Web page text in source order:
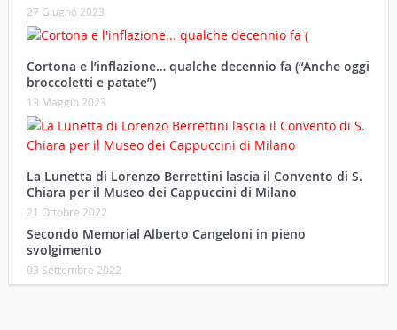
27 Giugno 2023
Cortona e l’inflazione… qualche decennio fa (“Anche oggi
broccoletti e patate”)
13 Maggio 2023
La Lunetta di Lorenzo Berrettini lascia il Convento di S.
Chiara per il Museo dei Cappuccini di Milano
21 Ottobre 2022
Secondo Memorial Alberto Cangeloni in pieno
svolgimento
03 Settembre 2022